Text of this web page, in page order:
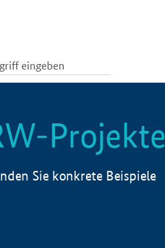
Projekte
Sie konkrete Beispiele